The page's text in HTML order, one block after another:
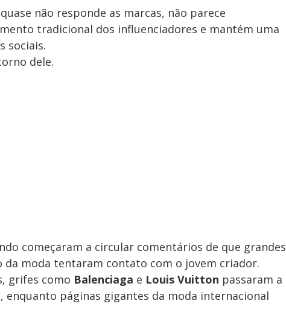
não responde as marcas, não parece
tradicional dos influenciadores e mantém uma
sociais.
dele.
começaram a circular comentários de que grandes
da moda tentaram contato com o jovem criador.
grifes como Balenciaga e Louis Vuitton passaram a
páginas gigantes da moda internacional